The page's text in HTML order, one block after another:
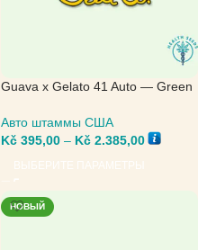
Guava x Gelato 41 Auto — Green
Авто штаммы США
Kč 395,00 – Kč 2.385,00
ВЫБЕРИТЕ ПАРАМЕТРЫ
НОВЫЙ